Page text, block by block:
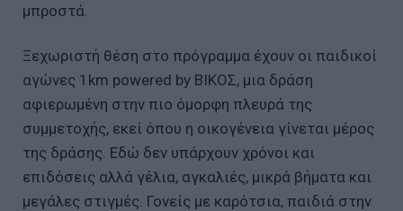
μπροστά.
Ξεχωριστή θέση στο πρόγραμμα έχουν οι παιδικοί
αγώνες 1km powered by ΒΙΚΟΣ, μια δράση
αφιερωμένη στην πιο όμορφη πλευρά της
συμμετοχής, εκεί όπου η οικογένεια γίνεται μέρος
της δράσης. Εδώ δεν υπάρχουν χρόνοι και
επιδόσεις αλλά γέλια, αγκαλιές, μικρά βήματα και
μεγάλες στιγμές. Γονείς με καρότσια, παιδιά στην